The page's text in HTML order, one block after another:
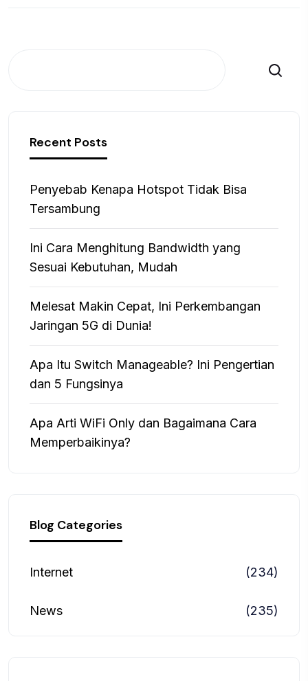
Search
Recent Posts
Penyebab Kenapa Hotspot Tidak Bisa
Tersambung
Ini Cara Menghitung Bandwidth yang
Sesuai Kebutuhan, Mudah
Melesat Makin Cepat, Ini Perkembangan
Jaringan 5G di Dunia!
Apa Itu Switch Manageable? Ini Pengertian
dan 5 Fungsinya
Apa Arti WiFi Only dan Bagaimana Cara
Memperbaikinya?
Blog Categories
Internet (234)
News (235)